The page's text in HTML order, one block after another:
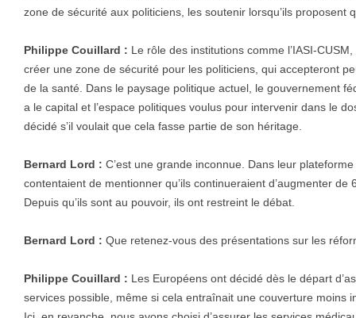
zone de sécurité aux politiciens, les soutenir lorsqu’ils proposent
Philippe Couillard : Le rôle des institutions comme l’IASI-
créer une zone de sécurité pour les politiciens, qui accepteront
de la santé. Dans le paysage politique actuel, le gouvernement
a le capital et l’espace politiques voulus pour intervenir dans le
décidé s’il voulait que cela fasse partie de son héritage.
Bernard Lord : C’est une grande inconnue. Dans leur
contentaient de mentionner qu’ils continueraient d’augmenter
Depuis qu’ils sont au pouvoir, ils ont restreint le débat.
Bernard Lord : Que retenez-vous des présentations sur les
Philippe Couillard : Les Européens ont décidé dès le départ
services possible, même si cela entraînait une couverture moins